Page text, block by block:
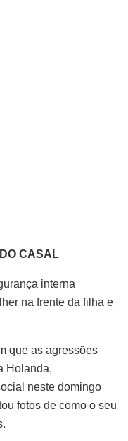
CASAL
interna
na frente da filha e
que as agressões
Holanda,
neste domingo
fotos de como o seu